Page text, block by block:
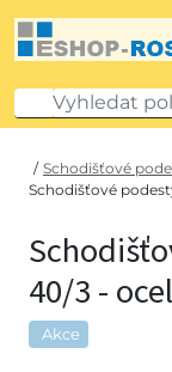
/ Schodišťové
Schodišťové
40/3 -
Akce